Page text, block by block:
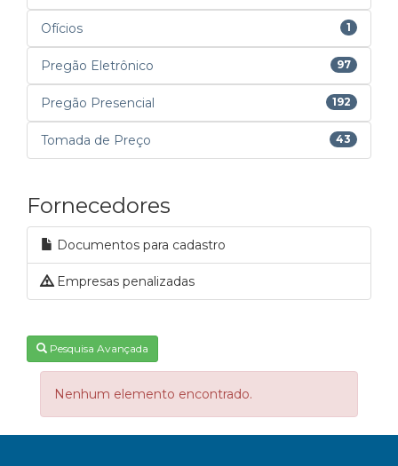
Ofícios 1
Pregão Eletrônico 97
Pregão Presencial 192
Tomada de Preço 43
Fornecedores
Documentos para cadastro
Empresas penalizadas
Pesquisa Avançada
Nenhum elemento encontrado.